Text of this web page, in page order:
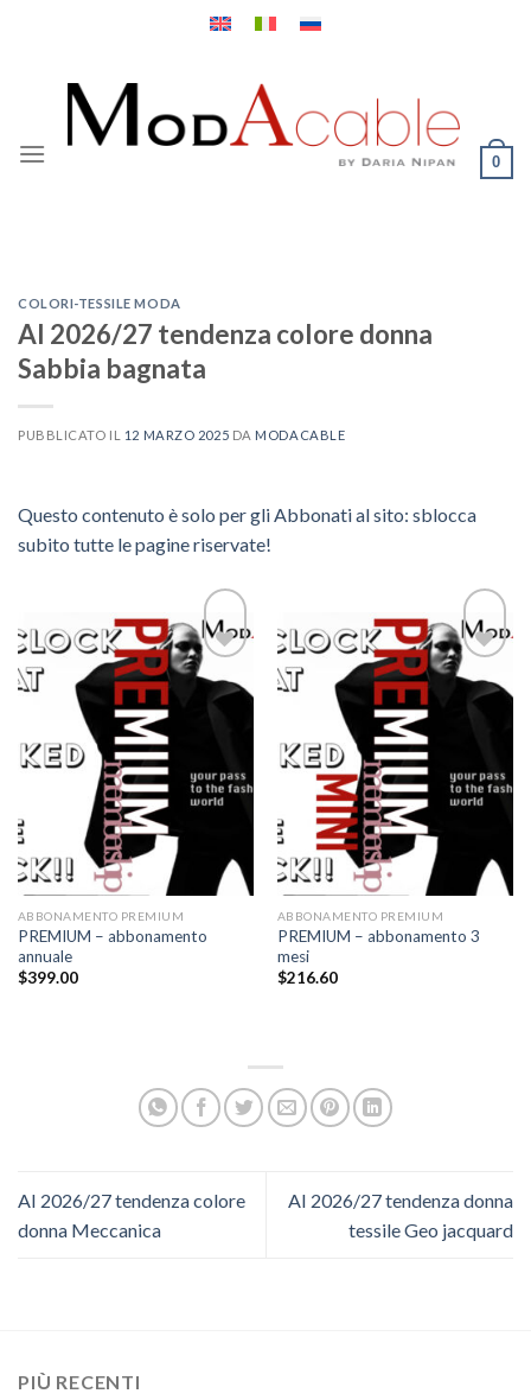
0
COLORI-TESSILE MODA
AI 2026/27 tendenza colore donna
Sabbia bagnata
PUBBLICATO IL 12 MARZO 2025 DA MODACABLE
Questo contenuto è solo per gli Abbonati al sito: sblocca
subito tutte le pagine riservate!
ABBONAMENTO PREMIUM
PREMIUM – abbonamento
annuale
$399.00
ABBONAMENTO PREMIUM
PREMIUM – abbonamento 3
mesi
$216.60
AI 2026/27 tendenza colore
donna Meccanica
AI 2026/27 tendenza donna
tessile Geo jacquard
PIÙ RECENTI